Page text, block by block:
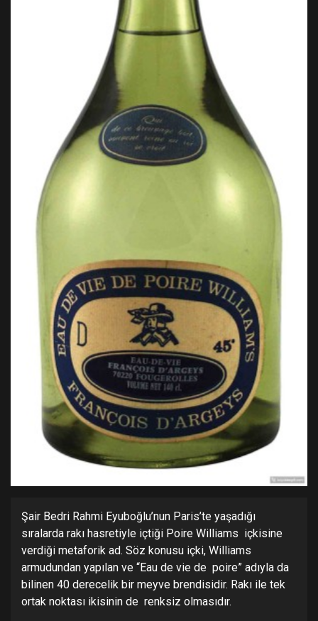
Şair Bedri Rahmi Eyuboğlu’nun Paris’te yaşadığı
sıralarda rakı hasretiyle içtiği Poire Williams içkisine
verdiği metaforik ad. Söz konusu içki, Williams
armudundan yapılan ve “Eau de vie de poire” adıyla da
bilinen 40 derecelik bir meyve brendisidir. Rakı ile tek
ortak noktası ikisinin de renksiz olmasıdır.